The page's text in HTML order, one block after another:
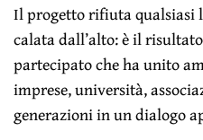
Il progetto rifiuta qualsiasi
calata dall’alto: è il
partecipato che ha unito
imprese, università,
generazioni in un dialogo